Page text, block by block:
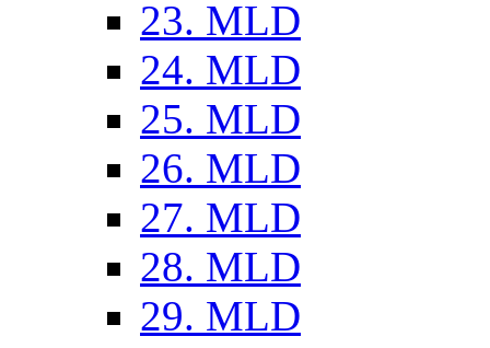
23. MLD
24. MLD
25. MLD
26. MLD
27. MLD
28. MLD
29. MLD